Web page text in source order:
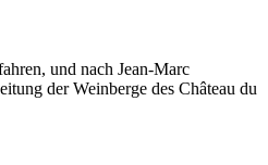
und nach Jean-Marc
der Weinberge des Château du